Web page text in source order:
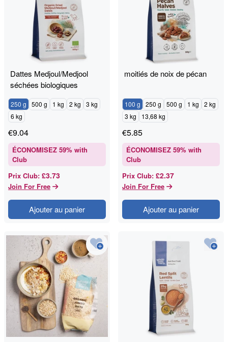
Dattes Medjoul/Medjool
séchées biologiques
250 g 500 g 1 kg 2 kg
3 kg
6 kg
€9.04
ÉCONOMISEZ 59% with
Club
Prix Club: £3.73
Join For Free
Ajouter au panier
moitiés de noix de pécan
100 g 250 g 500 g 1 kg
2 kg
3 kg
13,68 kg
€5.85
ÉCONOMISEZ 59% with
Club
Prix Club: £2.37
Join For Free
Ajouter au panier